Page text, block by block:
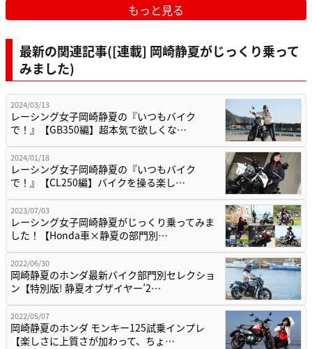
もっと見る
最新の関連記事([連載] 岡崎静夏がじっくり乗って
みました)
2024/03/13
レーシング女子岡崎静夏の『いつもバイク
で！』【GB350編】超本気で欲しくな…
2024/01/18
レーシング女子岡崎静夏の『いつもバイク
で！』【CL250編】バイクを操る楽し…
2023/07/03
レーシング女子岡崎静夏がじっくり乗ってみま
した！【Honda車×静夏の部門別…
2022/06/30
岡崎静夏のホンダ最新バイク部門別セレクショ
ン【特別版! 静夏オブザイヤー’2…
2022/05/07
岡崎静夏のホンダ モンキー125試乗インプレ
【楽しさに上質さが加わって、ちょ…